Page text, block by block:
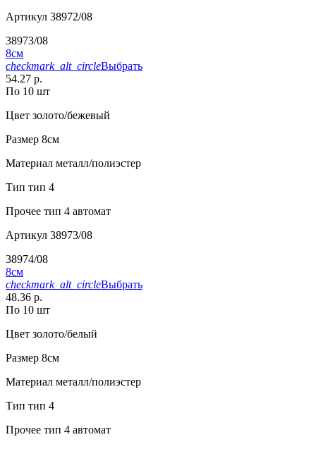
Артикул 38972/08
38973/08
8см
checkmark_alt_circleВыбрать
54.27 р.
По 10 шт
Цвет золото/бежевый
Размер 8см
Материал металл/полиэстер
Тип тип 4
Прочее тип 4 автомат
Артикул 38973/08
38974/08
8см
checkmark_alt_circleВыбрать
48.36 р.
По 10 шт
Цвет золото/белый
Размер 8см
Материал металл/полиэстер
Тип тип 4
Прочее тип 4 автомат